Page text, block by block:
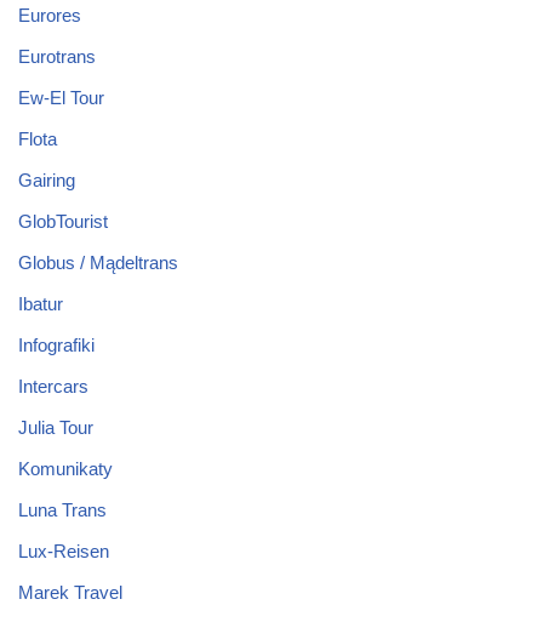
Eurores
Eurotrans
Ew-El Tour
Flota
Gairing
GlobTourist
Globus / Mądeltrans
Ibatur
Infografiki
Intercars
Julia Tour
Komunikaty
Luna Trans
Lux-Reisen
Marek Travel